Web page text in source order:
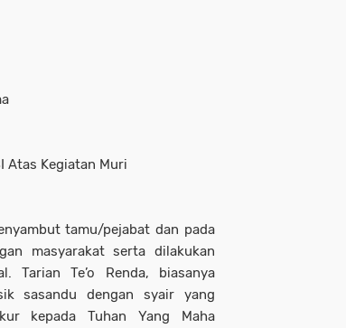
Atas Kegiatan Muri
tamu/pejabat dan pada
masyarakat serta dilakukan
Tarian Te’o Renda, biasanya
sasandu dengan syair yang
kepada Tuhan Yang Maha